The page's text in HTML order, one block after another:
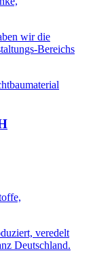
wir die
Bereichs
veredelt
Deutschland.